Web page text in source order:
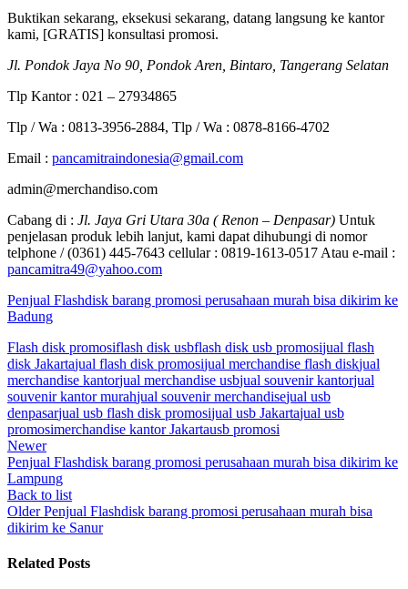
Buktikan sekarang, eksekusi sekarang, datang langsung ke kantor
kami, [GRATIS] konsultasi promosi.
Jl. Pondok Jaya No 90, Pondok Aren, Bintaro, Tangerang Selatan
Tlp Kantor : 021 – 27934865
Tlp / Wa : 0813-3956-2884, Tlp / Wa : 0878-8166-4702
Email : pancamitraindonesia@gmail.com
admin@merchandiso.com
Cabang di : Jl. Jaya Gri Utara 30a ( Renon – Denpasar) Untuk
penjelasan produk lebih lanjut, kami dapat dihubungi di nomor
telphone / (0361) 445-7643 cellular : 0819-1613-0517 Atau e-mail :
pancamitra49@yahoo.com
Penjual Flashdisk barang promosi perusahaan murah bisa dikirim ke
Badung
Flash disk promosiflash disk usbflash disk usb promosijual flash
disk Jakartajual flash disk promosijual merchandise flash diskjual
merchandise kantorjual merchandise usbjual souvenir kantorjual
souvenir kantor murahjual souvenir merchandisejual usb
denpasarjual usb flash disk promosijual usb Jakartajual usb
promosimerchandise kantor Jakartausb promosi
Newer
Penjual Flashdisk barang promosi perusahaan murah bisa dikirim ke
Lampung
Back to list
Older Penjual Flashdisk barang promosi perusahaan murah bisa
dikirim ke Sanur
Related Posts